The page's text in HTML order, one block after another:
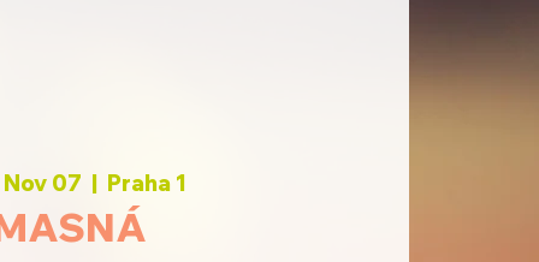
Nov 07
  |
Praha 1